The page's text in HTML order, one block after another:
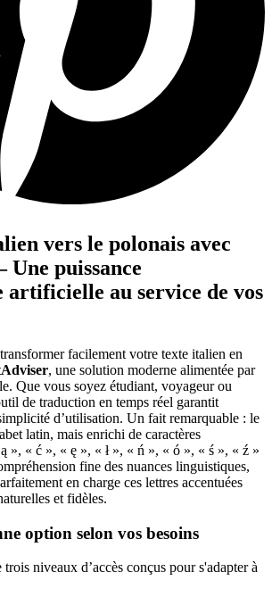
vers le polonais avec
Une puissance
artificielle au service de vos
facilement votre texte italien en
, une solution moderne alimentée par
Que vous soyez étudiant, voyageur ou
de traduction en temps réel garantit
d’utilisation. Un fait remarquable : le
latin, mais enrichi de caractères
», « ć », « ę », « ł », « ń », « ó », « ś », « ź »
fine des nuances linguistiques,
en charge ces lettres accentuées
et fidèles.
option selon vos besoins
trois niveaux d’accès conçus pour s'adapter à